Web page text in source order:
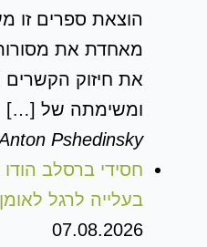
הוצאת ספרים זו
מאחדת את
את חיזוק הקשרים
ומשימתה של […]
Pshedinsky
חסידי ברסלב
בעלייה לרגל
07.08.2026